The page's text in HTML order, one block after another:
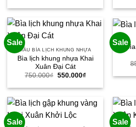
là:
tại
650.000₫.
Sale
MẪU BÌA LỊCH KHUNG NHỰA
Bìa lịch khung nhựa Khai
Xuân Đại Cát
750.000₫ Giá
là:
550.000₫Giá
tại
550.000₫.
Sale
Sale Sale